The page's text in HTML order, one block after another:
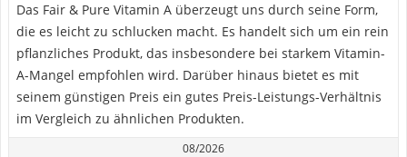
Das Fair & Pure Vitamin A überzeugt uns durch seine Form,
die es leicht zu schlucken macht. Es handelt sich um ein rein
pflanzliches Produkt, das insbesondere bei starkem Vitamin-
A-Mangel empfohlen wird. Darüber hinaus bietet es mit
seinem günstigen Preis ein gutes Preis-Leistungs-Verhältnis
im Vergleich zu ähnlichen Produkten.
08/2026